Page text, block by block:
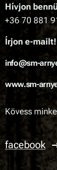
Hívjon
+36 70 881
Írjon e-mailt!
info@sm-
www.sm-
Kövess
facebook